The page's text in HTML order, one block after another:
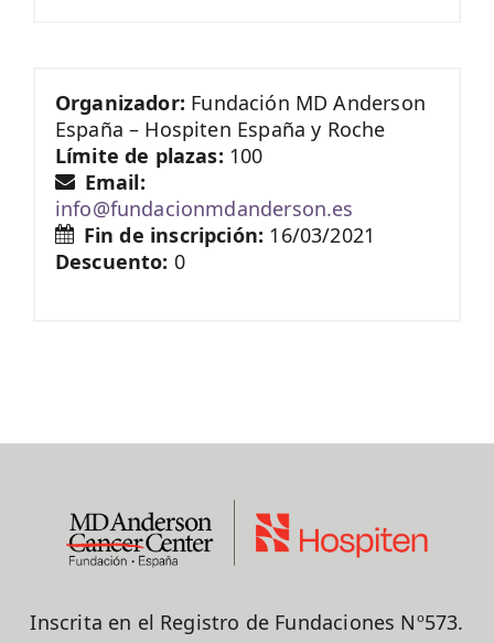
Organizador: Fundación MD Anderson
España – Hospiten España y Roche
Límite de plazas: 100
Email:
info@fundacionmdanderson.es
Fin de inscripción: 16/03/2021
Descuento: 0
Inscrita en el Registro de Fundaciones Nº573.